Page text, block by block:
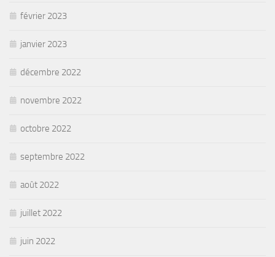
février 2023
janvier 2023
décembre 2022
novembre 2022
octobre 2022
septembre 2022
août 2022
juillet 2022
juin 2022